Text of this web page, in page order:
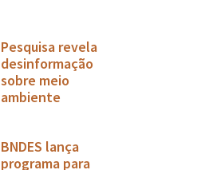
Pesquisa revela
desinformação
sobre meio
ambiente
BNDES lança
programa para